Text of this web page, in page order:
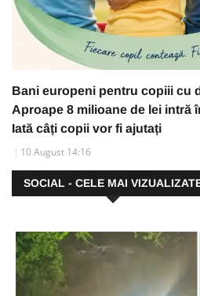
Bani europeni pentru copiii cu
Aproape 8 milioane de lei intră
Iată câți copii vor fi ajutați
10 August 14:16
SOCIAL - CELE MAI